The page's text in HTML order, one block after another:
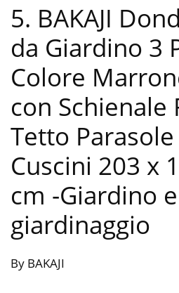
5. BAKAJI
da Giardino 3
Colore
con Schienale
Tetto
Cuscini 203 x
cm -Giardino e
giardinaggio
By BAKAJI